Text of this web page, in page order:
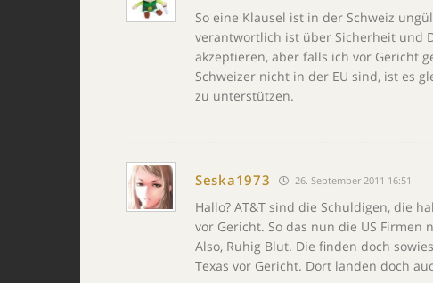
So eine Klausel ist in der Schweiz
verantwortlich ist über Sicherheit und
akzeptieren, aber falls ich vor Gericht
Schweizer nicht in der EU sind, ist es
zu unterstützen.
Seska1973 26. September 2011 16:51
Hallo? AT&T sind die Schuldigen, die
vor Gericht. So das nun die US Firmen
Also, Ruhig Blut. Die finden doch
Texas vor Gericht. Dort landen doch